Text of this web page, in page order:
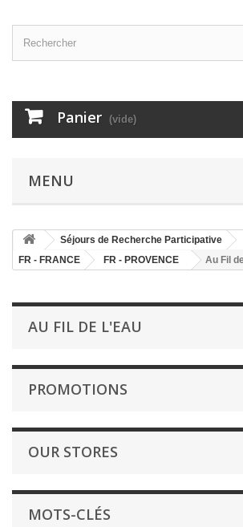
Panier (vide)
MENU
Séjours de Recherche Participative
FR - FRANCE
FR - PROVENCE Au Fil
AU FIL DE L'EAU
PROMOTIONS
OUR STORES
MOTS-CLÉS